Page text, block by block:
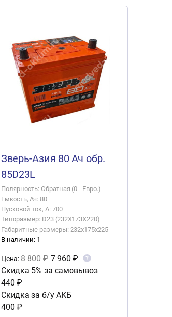
Зверь-Азия 80 Ач обр.
85D23L
Полярность: Обратная (0 - Евро.)
Емкость, Ач: 80
Пусковой ток, А: 700
Типоразмер: D23 (232X173X220)
Габаритные размеры: 232x175x225
В наличии: 1
Цена:8 800 ₽ 7 960 ₽ ?
Скидка 5% за самовывоз
440 ₽
Скидка за б/у АКБ
400 ₽